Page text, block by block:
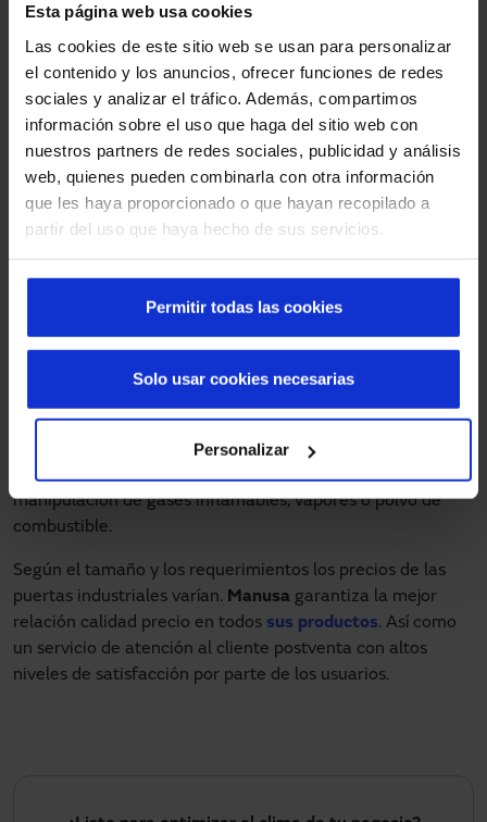
Esta página web usa cookies
Las cookies de este sitio web se usan para personalizar
el contenido y los anuncios, ofrecer funciones de redes
sociales y analizar el tráfico. Además, compartimos
información sobre el uso que haga del sitio web con
nuestros partners de redes sociales, publicidad y análisis
web, quienes pueden combinarla con otra información
que les haya proporcionado o que hayan recopilado a
partir del uso que haya hecho de sus servicios.
Permitir todas las cookies
Personalizar
Solo usar cookies necesarias
empresa.
Puerta rápida apilable:Está pensada para un uso
intensivo en huecos exteriores de grandes
dimensiones. Permite el paso fluido de mercancías a
la vez que protege los interiores de condiciones
meteorológicas adversas.
Puerta cortafuegos:están diseñadas para impedir la
propagación del fuego.
industriales que tienen características óptimaspara
cualquier tipo de empresa que requiera una puerta de este
Por ejemplo las correderas que nos servirán para
empresa; los portones de acceso al complejo industrial; o
puertas rápidas enrollables ATEX , que
permiten sectorizar atmósferas explosivas dedicadas a la
manipulación de gases inflamables, vapores o polvo de
combustible.
Según el tamaño y los requerimientos los precios de las
puertas industriales varían. Manusa garantiza la mejor
relación calidad precio en todos sus productos. Así como
un servicio de atención al cliente postventa con altos
niveles de satisfacción por parte de los usuarios.